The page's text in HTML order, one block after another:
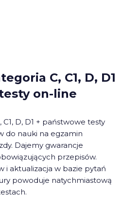
C, C1, D, D1
on-line
D, D1 + państwowe testy
do nauki na egzamin
Dajemy gwarancje
przepisów.
i aktualizacja w bazie pytań
powoduje natychmiastową